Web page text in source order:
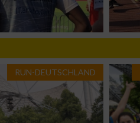
RUN-DEUTSCHLAND
Daten aus